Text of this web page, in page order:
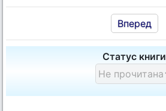
Вперед
Статус книги